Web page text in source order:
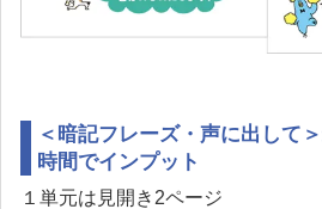
＜暗記フレーズ・声に出して
時間でインプット
１単元は見開き2ページ